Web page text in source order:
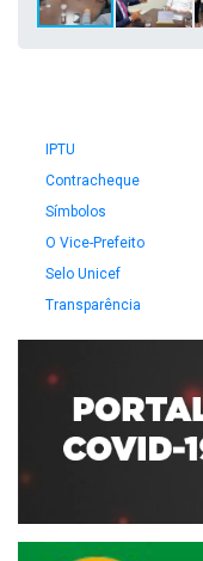
IPTU
Contracheque
Símbolos
O Vice-Prefeito
Selo Unicef
Transparência